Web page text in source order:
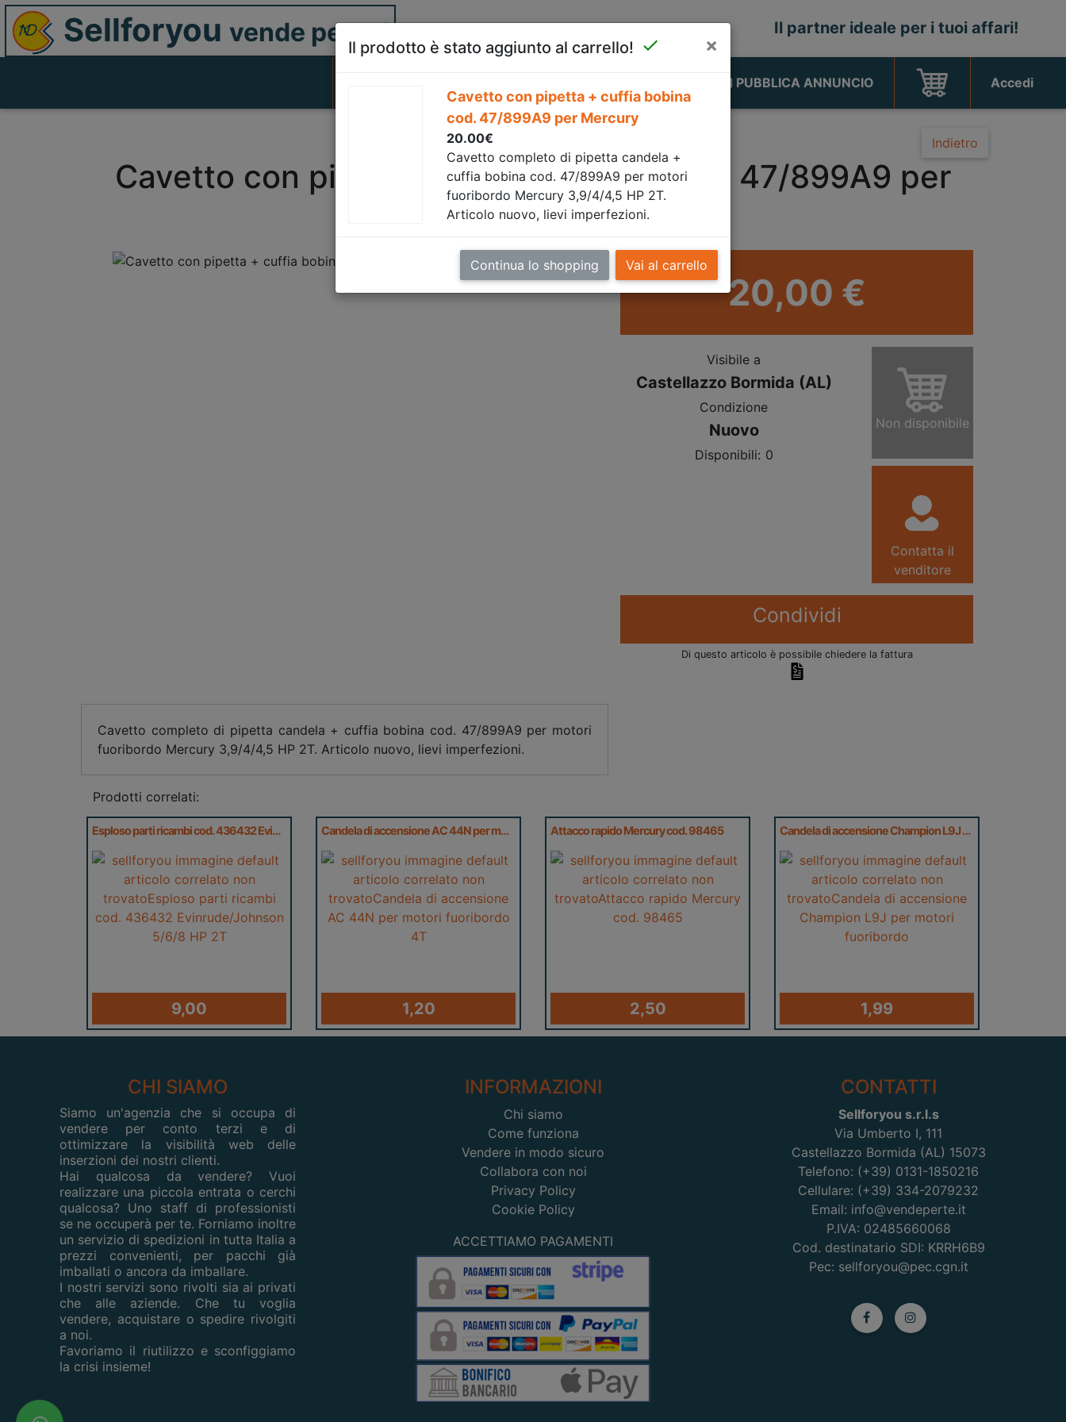
Sellforyou vende per te! Il partner ideale per i tuoi affari!
PUBBLICA ANNUNCIO Accedi
Il prodotto è stato aggiunto al carrello!  ×
Cavetto con pipetta + cuffia bobina
cod. 47/899A9 per Mercury
20.00€
Cavetto completo di pipetta candela +
cuffia bobina cod. 47/899A9 per motori
fuoribordo Mercury 3,9/4/4,5 HP 2T.
Articolo nuovo, lievi imperfezioni.
Continua lo shopping Vai al carrello
Indietro
Cavetto con pipetta + cuffia bobina cod. 47/899A9 per
Mercury
20,00 €
Visibile a
Castellazzo Bormida (AL)
Condizione
Nuovo
Disponibili: 0
Non disponibile
Contatta il
venditore
Condividi
Di questo articolo è possibile chiedere la fattura
Cavetto completo di pipetta candela + cuffia bobina cod. 47/899A9 per motori
fuoribordo Mercury 3,9/4/4,5 HP 2T. Articolo nuovo, lievi imperfezioni.
Prodotti correlati:
Esploso parti ricambi cod. 436432 Evinrude/Johnson 5/6/8 HP 2T
9,00
Candela di accensione AC 44N per motori fuoribordo 4T
1,20
Attacco rapido Mercury cod. 98465
2,50
Candela di accensione Champion L9J per motori fuoribordo
1,99
CHI SIAMO
Siamo un'agenzia che si occupa di
vendere per conto terzi e di
ottimizzare la visibilità web delle
inserzioni dei nostri clienti.
Hai qualcosa da vendere? Vuoi
realizzare una piccola entrata o cerchi
qualcosa? Uno staff di professionisti
se ne occuperà per te. Forniamo inoltre
un servizio di spedizioni in tutta Italia a
prezzi convenienti, per pacchi già
imballati o ancora da imballare.
I nostri servizi sono rivolti sia ai privati
che alle aziende. Che tu voglia
vendere, acquistare o spedire rivolgiti
a noi.
Favoriamo il riutilizzo e sconfiggiamo
la crisi insieme!
INFORMAZIONI
Chi siamo
Come funziona
Vendere in modo sicuro
Collabora con noi
Privacy Policy
Cookie Policy
ACCETTIAMO PAGAMENTI
CONTATTI
Sellforyou s.r.l.s
Via Umberto I, 111
Castellazzo Bormida (AL) 15073
Telefono: (+39) 0131-1850216
Cellulare: (+39) 334-2079232
Email: info@vendeperte.it
P.IVA: 02485660068
Cod. destinatario SDI: KRRH6B9
Pec: sellforyou@pec.cgn.it